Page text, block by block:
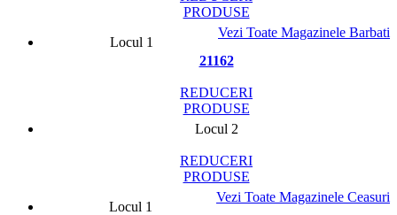
PRODUSE
Vezi Toate Magazinele Barbati
Locul 1
21162
REDUCERI
PRODUSE
Locul 2
REDUCERI
PRODUSE
Vezi Toate Magazinele Ceasuri
Locul 1